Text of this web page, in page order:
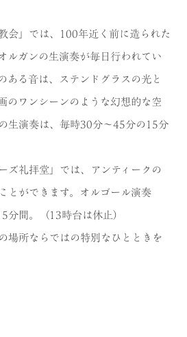
会」では、100年近く前に造られた
ルガンの生演奏が毎日行われてい
ある音は、ステンドグラスの光と
のワンシーンのような幻想的な空
生演奏は、毎時30分～45分の15分
ズ礼拝堂」では、アンティークの
とができます。オルゴール演奏
分間。（13時台は休止）
場所ならではの特別なひとときを